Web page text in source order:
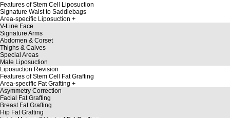
Features of Stem Cell Liposuction
Signature Waist to Saddlebags
Area-specific Liposuction
V-Line Face
Signature Arms
Abdomen & Corset
Thighs & Calves
Special Areas
Male Liposuction
Liposuction Revision
Features of Stem Cell Fat Grafting
Area-specific Fat Grafting
Asymmetry Correction
Facial Fat Grafting
Breast Fat Grafting
Hip Fat Grafting